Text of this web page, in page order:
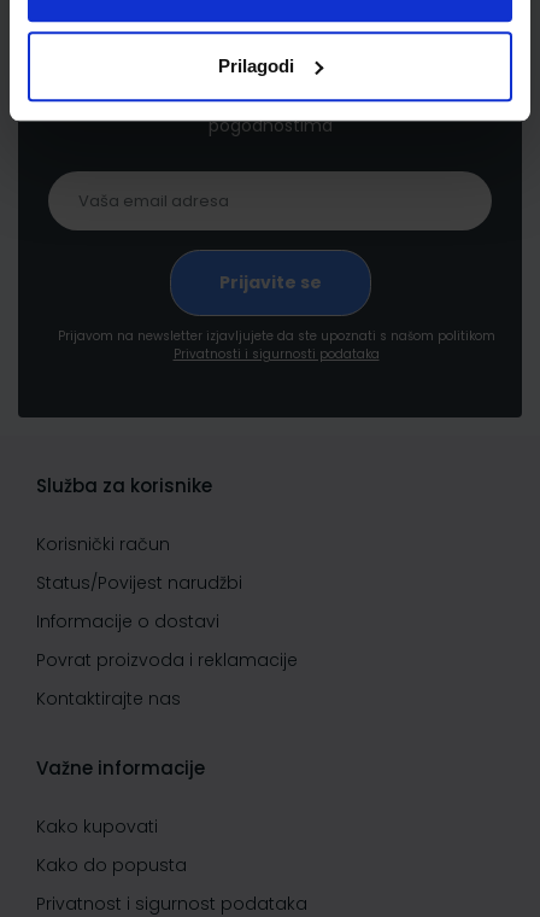
Prilagodi
Newsletter prijava
Prijavite se kako bi primali informacije o novim
proizvodima i uslugama, akcijama i drugim
pogodnostima
Prijavom na newsletter izjavljujete da ste upoznati s našom politikom
Privatnosti i sigurnosti podataka
Služba za korisnike
Korisnički račun
Status/Povijest narudžbi
Informacije o dostavi
Povrat proizvoda i reklamacije
Kontaktirajte nas
Važne informacije
Kako kupovati
Kako do popusta
Privatnost i sigurnost podataka